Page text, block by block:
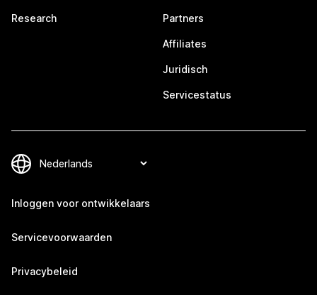
Research Partners
Affiliates
Juridisch
Servicestatus
Inloggen voor ontwikkelaars
Servicevoorwaarden
Privacybeleid